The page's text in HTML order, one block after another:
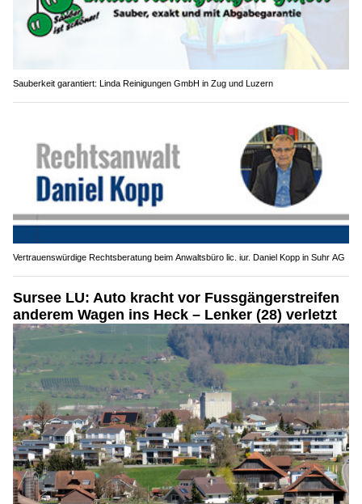
Sauberkeit garantiert: Linda Reinigungen GmbH in Zug und Luzern
Vertrauenswürdige Rechtsberatung beim Anwaltsbüro lic. iur. Daniel Kopp in Suhr AG
Sursee LU: Auto kracht vor Fussgängerstreifen
anderem Wagen ins Heck – Lenker (28) verletzt